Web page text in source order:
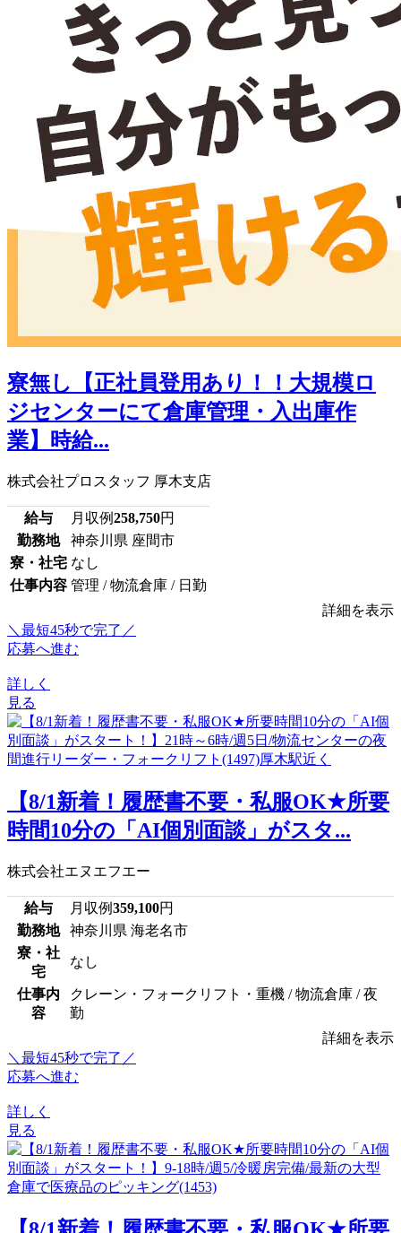
寮無し【正社員登用あり！！大規模ロ
ジセンターにて倉庫管理・入出庫作
業】時給...
株式会社プロスタッフ 厚木支店
給与 月収例258,750円
勤務地
神奈川県 座間市
寮・社宅 なし
仕事内容 管理 / 物流倉庫 / 日勤
詳細を表示
＼最短45秒で完了／
応募へ進む
詳しく
見る
【8/1新着！履歴書不要・私服OK★所要
時間10分の「AI個別面談」がスタ...
株式会社エヌエフエー
給与 月収例359,100円
勤務地
神奈川県 海老名市
寮・社
宅
なし
仕事内
容
クレーン・フォークリフト・重機 / 物流倉庫 / 夜
勤
詳細を表示
＼最短45秒で完了／
応募へ進む
詳しく
見る